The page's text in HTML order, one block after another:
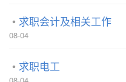
求职会计及相关工作
08-04
求职电工